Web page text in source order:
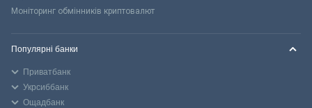
Моніторинг обмінників криптовалют
Популярні банки
Приватбанк
Укрсиббанк
Ощадбанк